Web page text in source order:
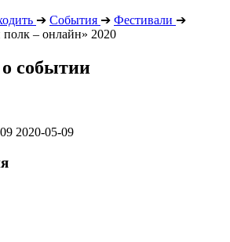
➔ События ➔ Фестивали ➔
– онлайн» 2020
событии
2020-05-09